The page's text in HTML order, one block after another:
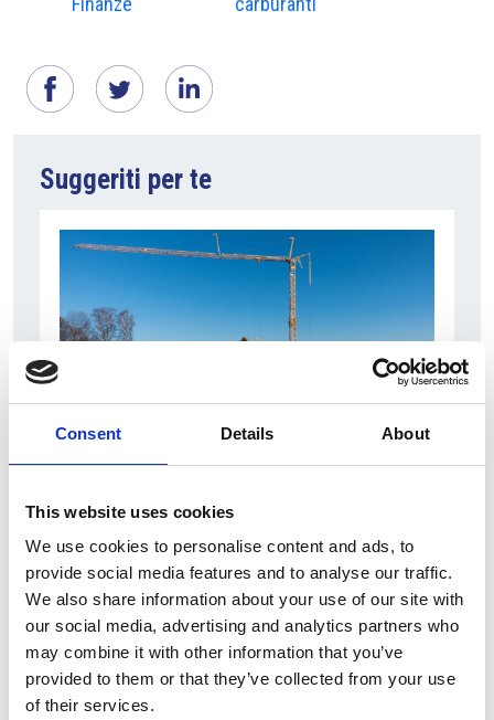
Consent Details About
This website uses cookies
We use cookies to personalise content and ads, to
provide social media features and to analyse our traffic.
We also share information about your use of our site with
our social media, advertising and analytics partners who
may combine it with other information that you’ve
provided to them or that they’ve collected from your use
of their services.
Suggeriti per te
7 Agosto 2026
costruzione di nuove abitazioni
Repubblica Ceca